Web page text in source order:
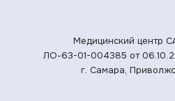
Медицинский центр
ЛО-63-01-004385 от
г. Самара,